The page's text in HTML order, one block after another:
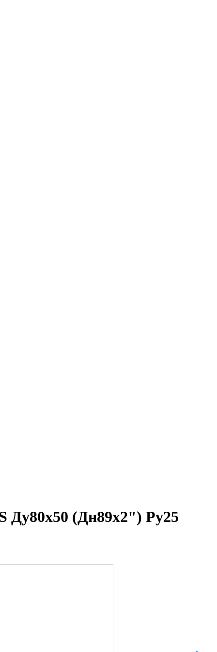
Ду80х50 (Дн89х2") Ру25